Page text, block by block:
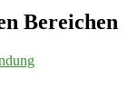
Bereichen